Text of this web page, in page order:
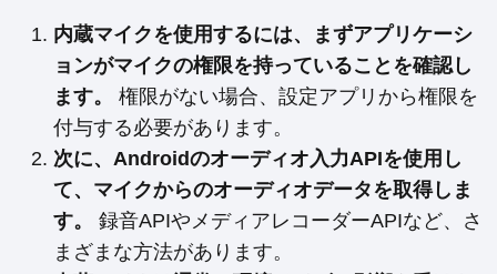
内蔵マイクを使用するには、まずアプリケーシ
ョンがマイクの権限を持っていることを確認し
ます。
権限がない場合、設定アプリから権限を
付与する必要があります。
次に、Androidのオーディオ入力APIを使用し
て、マイクからのオーディオデータを取得しま
す。
録音APIやメディアレコーダーAPIなど、さ
まざまな方法があります。